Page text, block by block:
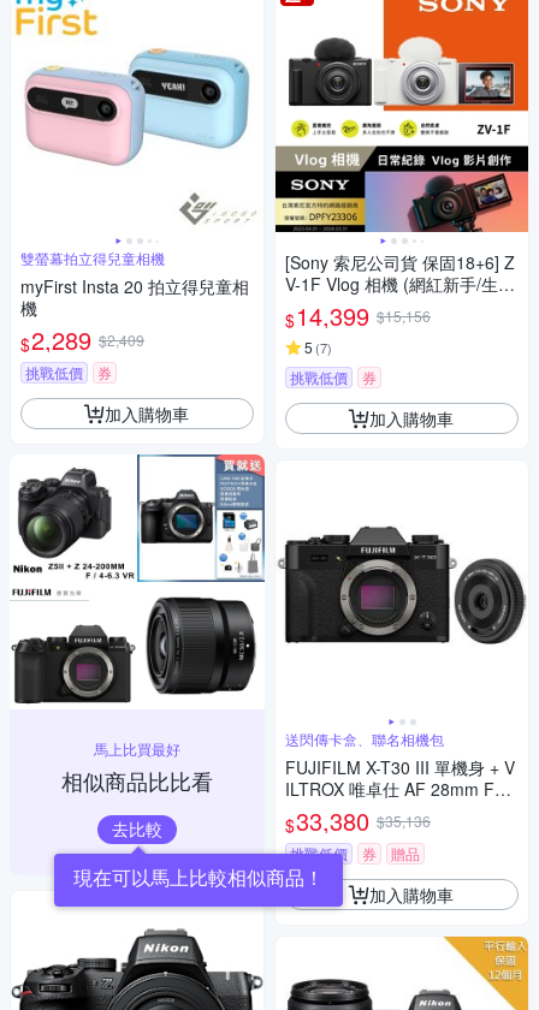
雙螢幕拍立得兒童相機
myFirst Insta 20 拍立得兒童相
機
$2,289 $2,409
挑戰低價
券
加入購物車
馬上比買最好
相似商品比比看
去比較
現在可以馬上比較相似商品！
[Sony 索尼公司貨 保固18+6] Z
V-1F Vlog 相機 (網紅新手/生活
隨拍)
$14,399 $15,156
5 (7)
挑戰低價 券
加入購物車
送閃傳卡盒、聯名相機包
FUJIFILM X-T30 III 單機身 + V
ILTROX 唯卓仕 AF 28mm F4.5
XF 自動對焦餅乾鏡頭 公司貨
$33,380 $35,136
挑戰低價
券 贈品
加入購物車